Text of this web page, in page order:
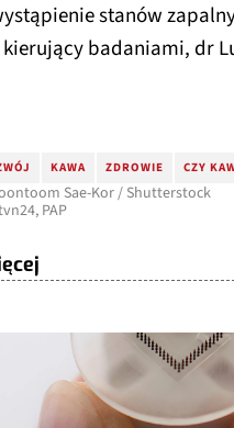
stanów
kierujący badaniami, dr
KAWA ZDROWIE CZY
Sae-Kor / Shutterstock
PAP